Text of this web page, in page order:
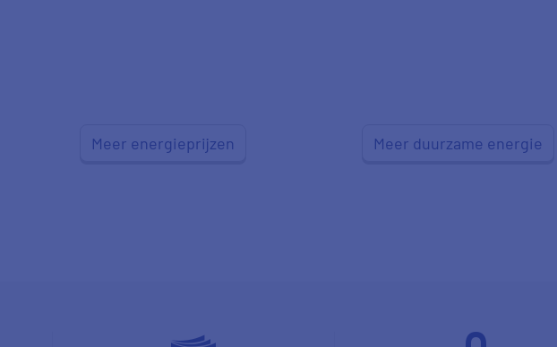
Meer energieprijzen Meer duurzame energie